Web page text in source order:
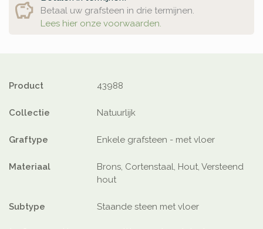
Betaal uw grafsteen in drie termijnen.
Lees hier onze voorwaarden.
Product 43988
Collectie Natuurlijk
Graftype Enkele grafsteen - met vloer
Materiaal
Brons, Cortenstaal, Hout, Versteend
hout
Subtype Staande steen met vloer